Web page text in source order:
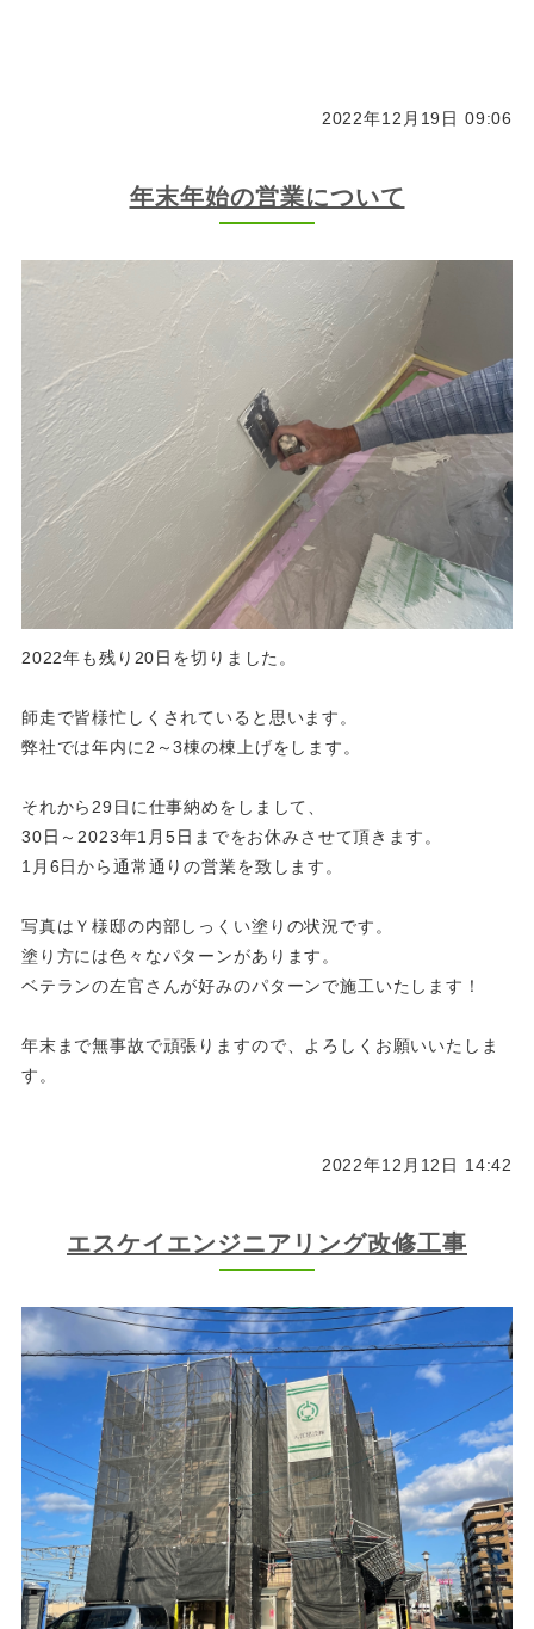
2022年12月19日 09:06
年末年始の営業について
2022年も残り20日を切りました。
師走で皆様忙しくされていると思います。
弊社では年内に2～3棟の棟上げをします。
それから29日に仕事納めをしまして、
30日～2023年1月5日までをお休みさせて頂きます。
1月6日から通常通りの営業を致します。
写真はＹ様邸の内部しっくい塗りの状況です。
塗り方には色々なパターンがあります。
ベテランの左官さんが好みのパターンで施工いたします！
年末まで無事故で頑張りますので、よろしくお願いいたしま
す。
2022年12月12日 14:42
エスケイエンジニアリング改修工事